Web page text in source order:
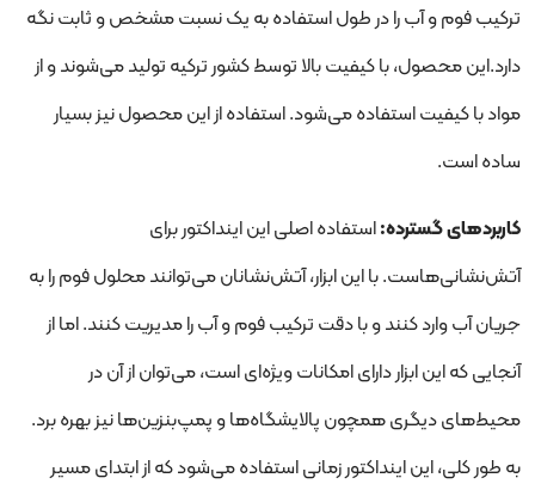
ترکیب فوم و آب را در طول استفاده به یک نسبت مشخص و ثابت نگه
دارد.این محصول، با کیفیت بالا توسط کشور ترکیه تولید می‌شوند و از
مواد با کیفیت استفاده می‌شود. استفاده از این محصول نیز بسیار
ساده است.
کاربردهای گسترده:استفاده اصلی این اینداکتور برای
آتش‌نشانی‌هاست. با این ابزار، آتش‌نشانان می‌توانند محلول فوم را به
جریان آب وارد کنند و با دقت ترکیب فوم و آب را مدیریت کنند. اما از
آنجایی که این ابزار دارای امکانات ویژه‌ای است، می‌توان از آن در
محیط‌های دیگری همچون پالایشگاه‌ها و پمپ‌بنزین‌ها نیز بهره برد.
به طور کلی، این اینداکتور زمانی استفاده می‌شود که از ابتدای مسیر